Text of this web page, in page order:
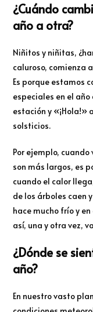
¿Cuándo
año a otra?
Niñitos y niñitas,
caluroso, comienza
Es porque estamos
especiales en el
estación y «¡Hola!»
solsticios.
Por ejemplo,
son más largos, es
cuando el calor
de los árboles caen
hace mucho frío y
así, una y otra vez,
¿Dónde se
año?
En nuestro vasto